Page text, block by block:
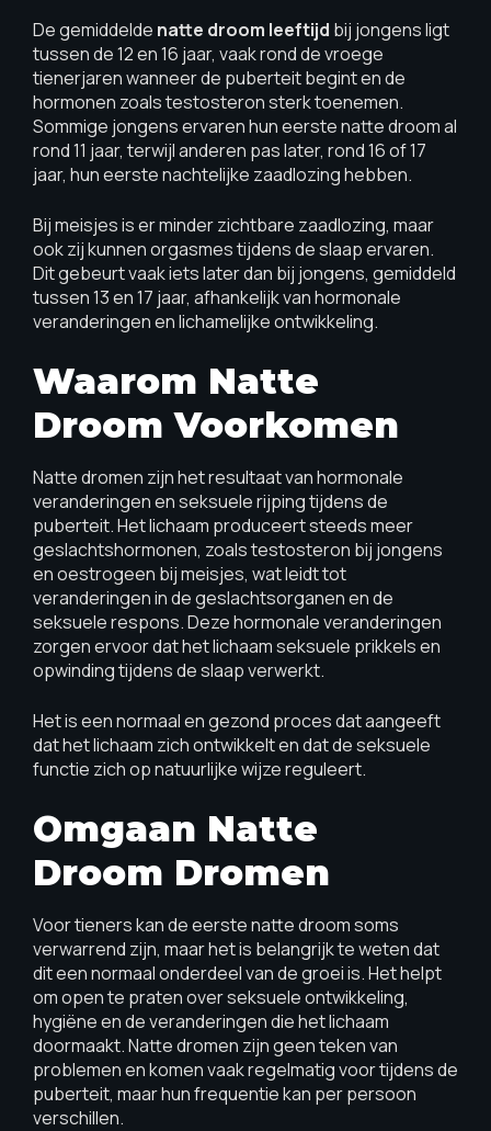
De gemiddelde natte droom leeftijd bij jongens ligt
tussen de 12 en 16 jaar, vaak rond de vroege
tienerjaren wanneer de puberteit begint en de
hormonen zoals testosteron sterk toenemen.
Sommige jongens ervaren hun eerste natte droom al
rond 11 jaar, terwijl anderen pas later, rond 16 of 17
jaar, hun eerste nachtelijke zaadlozing hebben.
Bij meisjes is er minder zichtbare zaadlozing, maar
ook zij kunnen orgasmes tijdens de slaap ervaren.
Dit gebeurt vaak iets later dan bij jongens, gemiddeld
tussen 13 en 17 jaar, afhankelijk van hormonale
veranderingen en lichamelijke ontwikkeling.
Waarom Natte
Droom Voorkomen
Natte dromen zijn het resultaat van hormonale
veranderingen en seksuele rijping tijdens de
puberteit. Het lichaam produceert steeds meer
geslachtshormonen, zoals testosteron bij jongens
en oestrogeen bij meisjes, wat leidt tot
veranderingen in de geslachtsorganen en de
seksuele respons. Deze hormonale veranderingen
zorgen ervoor dat het lichaam seksuele prikkels en
opwinding tijdens de slaap verwerkt.
Het is een normaal en gezond proces dat aangeeft
dat het lichaam zich ontwikkelt en dat de seksuele
functie zich op natuurlijke wijze reguleert.
Omgaan Natte
Droom Dromen
Voor tieners kan de eerste natte droom soms
verwarrend zijn, maar het is belangrijk te weten dat
dit een normaal onderdeel van de groei is. Het helpt
om open te praten over seksuele ontwikkeling,
hygiëne en de veranderingen die het lichaam
doormaakt. Natte dromen zijn geen teken van
problemen en komen vaak regelmatig voor tijdens de
puberteit, maar hun frequentie kan per persoon
verschillen.